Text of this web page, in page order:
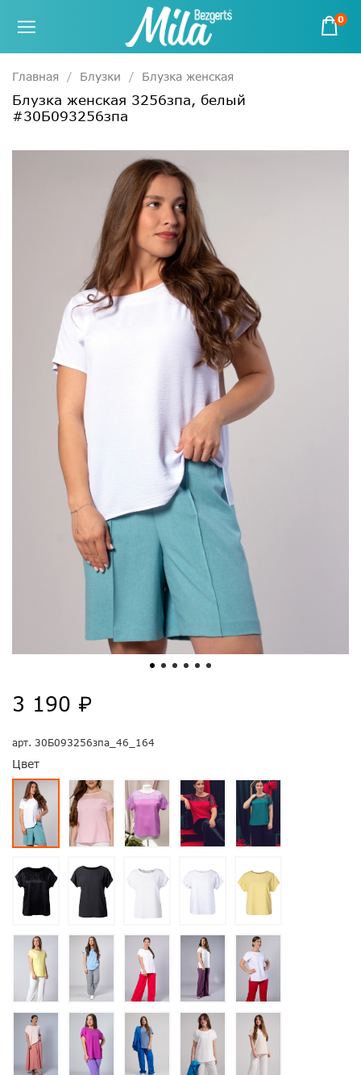
0
Главная Блузки Блузка женская
Блузка женская 3256зпа, белый
#30Б093256зпа
арт. 30Б093256зпа_46_164
Цвет
3 190 ₽